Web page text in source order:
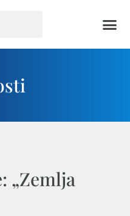
„Zemlja